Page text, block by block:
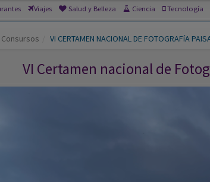
VI Certamen nacional de